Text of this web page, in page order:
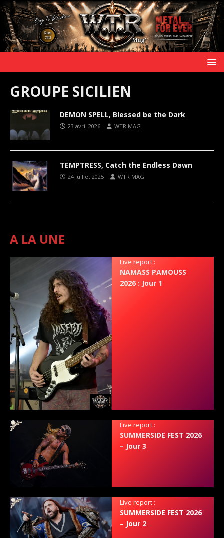
GROUPE SICILIEN
DEMON SPELL, Blessed be the Dark
23 avril 2026 WTR MAG
TEMPTRESS, Catch the Endless Dawn
24 juillet 2025 WTR MAG
A LA UNE
Live report :
NAMASS PAMOUSS
2026 : Jour 1
Live report :
SUMMERSIDE FEST 2026
– Jour 3
Live report :
SUMMERSIDE FEST 2026
– Jour 2